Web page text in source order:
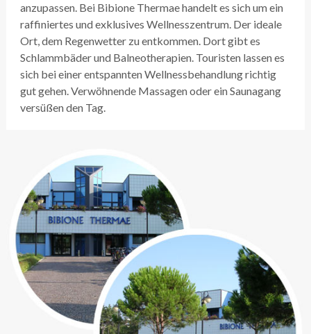
anzupassen. Bei Bibione Thermae handelt es sich um ein
raffiniertes und exklusives Wellnesszentrum. Der ideale
Ort, dem Regenwetter zu entkommen. Dort gibt es
Schlammbäder und Balneotherapien. Touristen lassen es
sich bei einer entspannten Wellnessbehandlung richtig
gut gehen. Verwöhnende Massagen oder ein Saunagang
versüßen den Tag.